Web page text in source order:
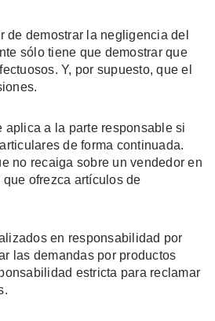
de demostrar la negligencia del
sólo tiene que demostrar que
Y, por supuesto, que el
aplica a la parte responsable si
de forma continuada.
no recaiga sobre un vendedor en
ofrezca artículos de
en responsabilidad por
las demandas por productos
estricta para reclamar